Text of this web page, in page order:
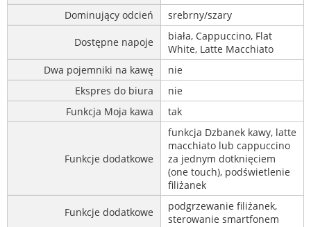
Dominujący odcień srebrny/szary
Dostępne napoje
biała, Cappuccino, Flat
White, Latte Macchiato
Dwa pojemniki na kawę
nie
Ekspres do biura
nie
Funkcja Moja kawa
tak
Funkcje dodatkowe
funkcja Dzbanek kawy, latte
macchiato lub cappuccino
za jednym dotknięciem
(one touch), podświetlenie
filiżanek
Funkcje dodatkowe
podgrzewanie filiżanek,
sterowanie smartfonem